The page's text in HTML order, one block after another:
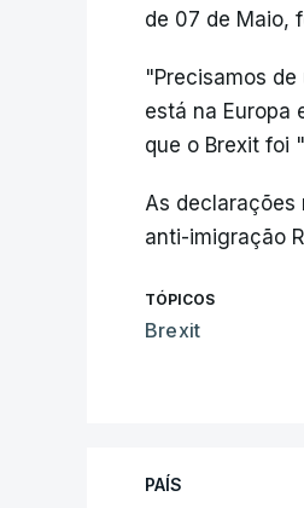
de 07 de Maio,
"Precisamos
está na Europa
que o Brexit foi
As declarações
anti-imigração
TÓPICOS
Brexit
PAÍS